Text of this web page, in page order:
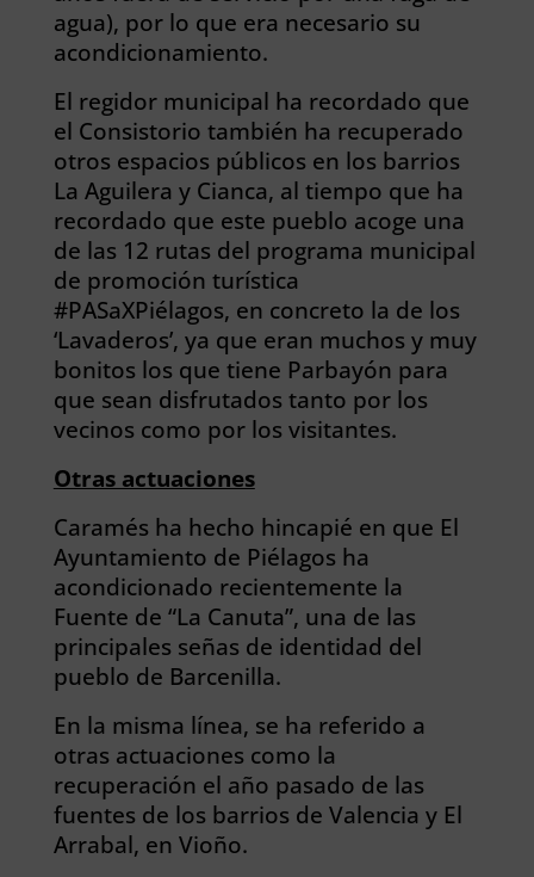
agua), por lo que era necesario su
acondicionamiento.
El regidor municipal ha recordado que
el Consistorio también ha recuperado
otros espacios públicos en los barrios
La Aguilera y Cianca, al tiempo que ha
recordado que este pueblo acoge una
de las 12 rutas del programa municipal
de promoción turística
#PASaXPiélagos, en concreto la de los
‘Lavaderos’, ya que eran muchos y muy
bonitos los que tiene Parbayón para
que sean disfrutados tanto por los
vecinos como por los visitantes.
Otras actuaciones
Caramés ha hecho hincapié en que El
Ayuntamiento de Piélagos ha
acondicionado recientemente la
Fuente de “La Canuta”, una de las
principales señas de identidad del
pueblo de Barcenilla.
En la misma línea, se ha referido a
otras actuaciones como la
recuperación el año pasado de las
fuentes de los barrios de Valencia y El
Arrabal, en Vioño.